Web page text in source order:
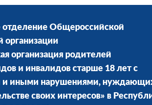
отделение Общероссийской
организации
организация родителей
и инвалидов старше 18 лет с
и иными нарушениями,
своих интересов» в